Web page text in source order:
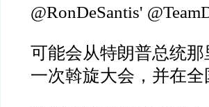
@RonDeSantis'
可能会从特朗普总统那
一次斡旋大会，并在